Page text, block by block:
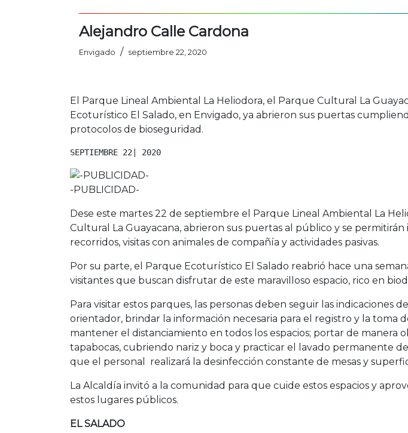
Alejandro Calle Cardona
Envigado / septiembre 22, 2020
El Parque Lineal Ambiental La Heliodora, el Parque Cultural La
Ecoturístico El Salado, en Envigado, ya abrieron sus puertas
protocolos de bioseguridad.
SEPTIEMBRE 22| 2020
-PUBLICIDAD-
Dese este martes 22 de septiembre el Parque Lineal Ambiental La
Cultural La Guayacana, abrieron sus puertas al público y se permitirán
recorridos, visitas con animales de compañía y actividades pasivas.
Por su parte, el Parque Ecoturístico El Salado reabrió hace una
visitantes que buscan disfrutar de este maravilloso espacio, rico en
Para visitar estos parques, las personas deben seguir las indicaciones
orientador, brindar la información necesaria para el registro y la toma
mantener el distanciamiento en todos los espacios; portar de manera
tapabocas, cubriendo nariz y boca y practicar el lavado permanente
que el personal realizará la desinfección constante de mesas y
La Alcaldía invitó a la comunidad para que cuide estos espacios y
estos lugares públicos.
EL SALADO